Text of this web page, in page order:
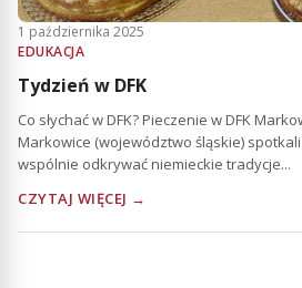
1 października 2025
EDUKACJA
Tydzień w DFK
Co słychać w DFK? Pieczenie w DFK
Markowice (województwo śląskie)
wspólnie odkrywać niemieckie tradycje...
CZYTAJ WIĘCEJ →